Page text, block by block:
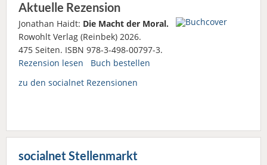
Aktuelle Rezension
Jonathan Haidt: Die Macht der Moral.
Rowohlt Verlag (Reinbek) 2026.
475 Seiten. ISBN 978-3-498-00797-3.
Rezension lesen
Buch bestellen
zu den socialnet Rezensionen
socialnet Stellenmarkt